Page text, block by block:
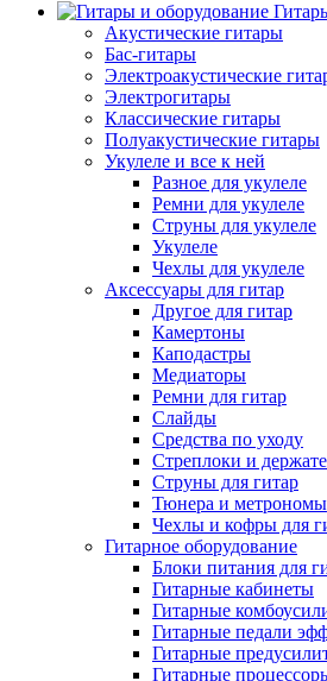
Акустические гитары
Бас-гитары
Электроакустические
Электрогитары
Классические гитары
Полуакустические гитары
Укулеле и все к ней
Разное для укулеле
Ремни для укулеле
Струны для укулеле
Укулеле
Чехлы для укулеле
Аксессуары для гитар
Другое для гитар
Камертоны
Каподастры
Медиаторы
Ремни для гитар
Слайды
Средства по уходу
Стреплоки и
Струны для гитар
Тюнера и метрономы
Чехлы и кофры для
Гитарное оборудование
Блоки питания для
Гитарные кабинеты
Гитарные
Гитарные педали
Гитарные
Гитарные